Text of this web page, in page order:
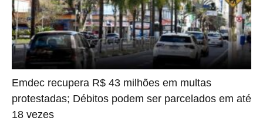
Emdec recupera R$ 43 milhões em multas
protestadas; Débitos podem ser parcelados em até
18 vezes